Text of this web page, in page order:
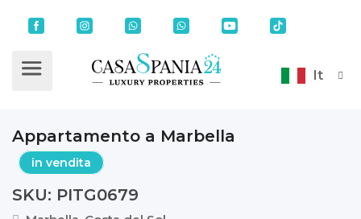
It
Appartamento a Marbella
in vendita
SKU: PITG0679